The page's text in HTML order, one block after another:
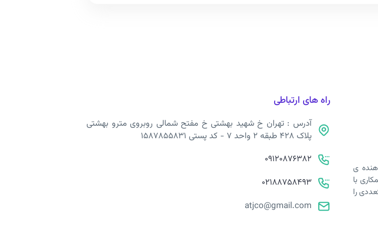
ی
با
را
راه های ارتباطی
آدرس : تهران خ شهید بهشتی خ مفتح شمالی روبروی مترو بهشتی
پلاک 428 طبقه 2 واحد 7 - کد پستی 1587855831
09120876382
02188758493
atjco@gmail.com